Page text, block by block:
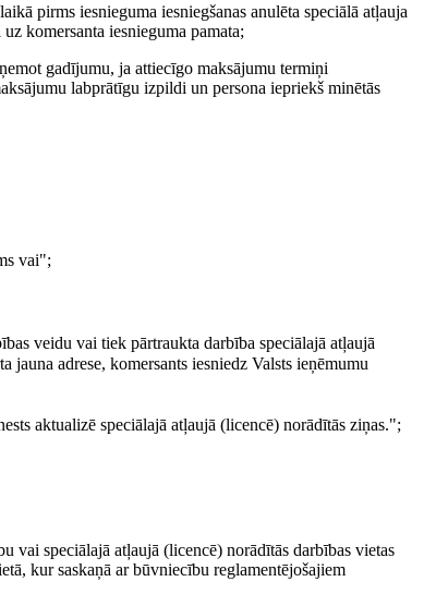
pirms iesnieguma iesniegšanas anulēta speciālā atļauja
komersanta iesnieguma pamata;
gadījumu, ja attiecīgo maksājumu termiņi
labprātīgu izpildi un persona iepriekš minētās
vai";
veidu vai tiek pārtraukta darbība speciālajā atļaujā
adrese, komersants iesniedz Valsts ieņēmumu
aktualizē speciālajā atļaujā (licencē) norādītās ziņas.";
vai speciālajā atļaujā (licencē) norādītās darbības vietas
kur saskaņā ar būvniecību reglamentējošajiem